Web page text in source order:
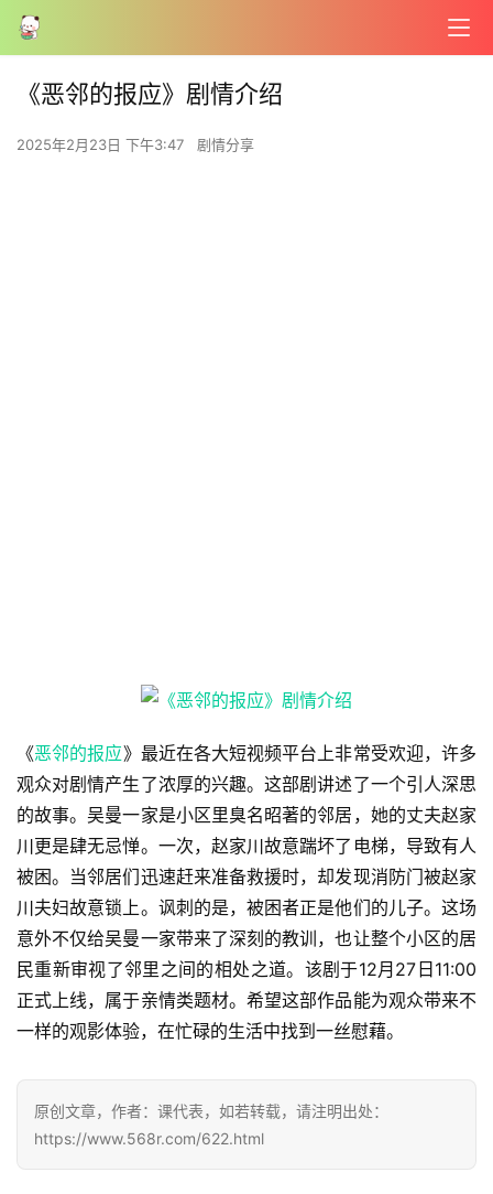
《恶邻的报应》剧情介绍
2025年2月23日 下午3:47 剧情分享
《恶邻的报应》最近在各大短视频平台上非常受欢迎，许多
观众对剧情产生了浓厚的兴趣。这部剧讲述了一个引人深思
的故事。吴曼一家是小区里臭名昭著的邻居，她的丈夫赵家
川更是肆无忌惮。一次，赵家川故意踹坏了电梯，导致有人
被困。当邻居们迅速赶来准备救援时，却发现消防门被赵家
川夫妇故意锁上。讽刺的是，被困者正是他们的儿子。这场
意外不仅给吴曼一家带来了深刻的教训，也让整个小区的居
民重新审视了邻里之间的相处之道。该剧于12月27日11:00
正式上线，属于亲情类题材。希望这部作品能为观众带来不
一样的观影体验，在忙碌的生活中找到一丝慰藉。
原创文章，作者：课代表，如若转载，请注明出处：
https://www.568r.com/622.html